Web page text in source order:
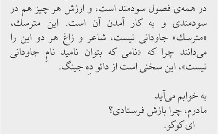
در همه‌‌ی فصول سودمند است، و ارزش هر چیز هم در
سودمندی و به ‌‌كار آمدن آن است. این مترسك،
«مترسك» جاودانی نیست، شاعر و زاغ هر دو این را
می‌‌دانند چرا كه «نامی كه بتوان نامید نامِ جاودانی
نیست»، این سخنی است از دائو دِه جینگ.
به خوابم می‌‌آید
مادرم، چرا بازش فرستادی؟
ای كوكو.